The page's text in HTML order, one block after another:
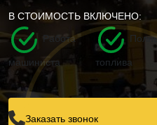
В СТОИМОСТЬ ВКЛЮЧЕНО:
Работа
машиниста топлива
Заказать звонок